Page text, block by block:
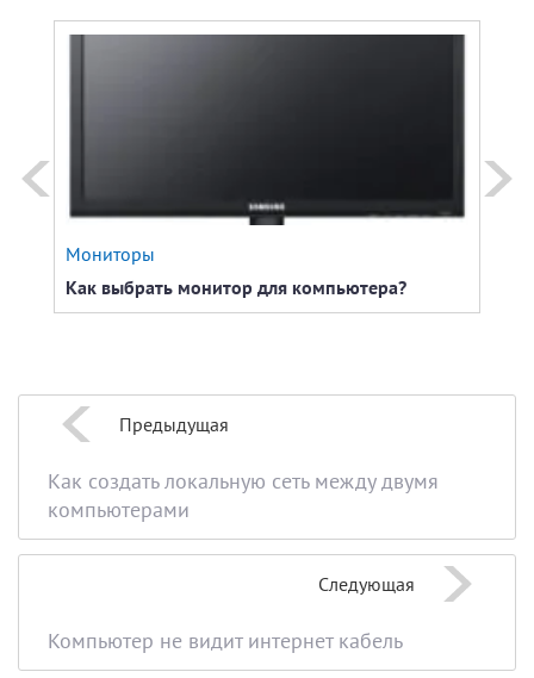
Мониторы
Как выбрать монитор для компьютера?
Предыдущая
Как создать локальную сеть между двумя
компьютерами
Следующая
Компьютер не видит интернет кабель